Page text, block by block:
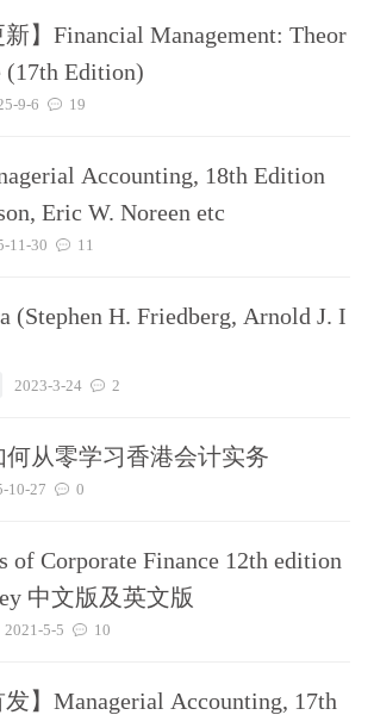
新】Financial Management: Theor
(17th Edition)
9-6 19
Accounting, 18th Edition
Eric W. Noreen etc
11-30 11
(Stephen H. Friedberg, Arnold J. I
2023-3-24 2
从零学习香港会计实务
10-27 0
of Corporate Finance 12th edition
中文版及英文版
2021-5-5 10
发】Managerial Accounting, 17th